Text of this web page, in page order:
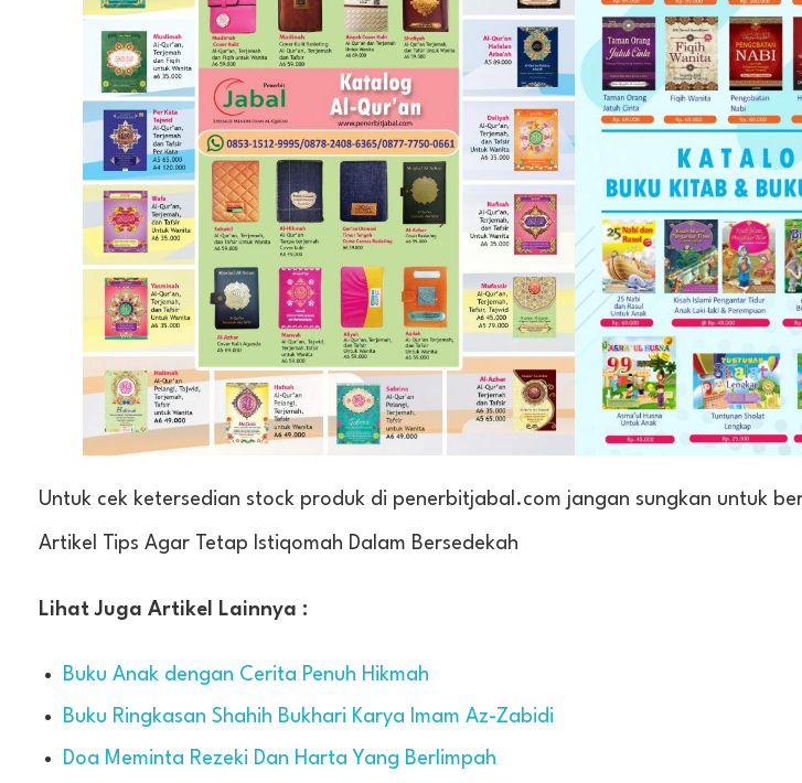
Untuk cek ketersedian stock produk di penerbitjabal.com jangan sungkan untuk
Artikel Tips Agar Tetap Istiqomah Dalam Bersedekah
Lihat Juga Artikel Lainnya :
Buku Anak dengan Cerita Penuh Hikmah
Buku Ringkasan Shahih Bukhari Karya Imam Az-Zabidi
Doa Meminta Rezeki Dan Harta Yang Berlimpah